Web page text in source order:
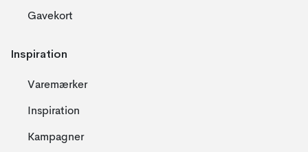
Gavekort
Inspiration
Varemærker
Inspiration
Kampagner